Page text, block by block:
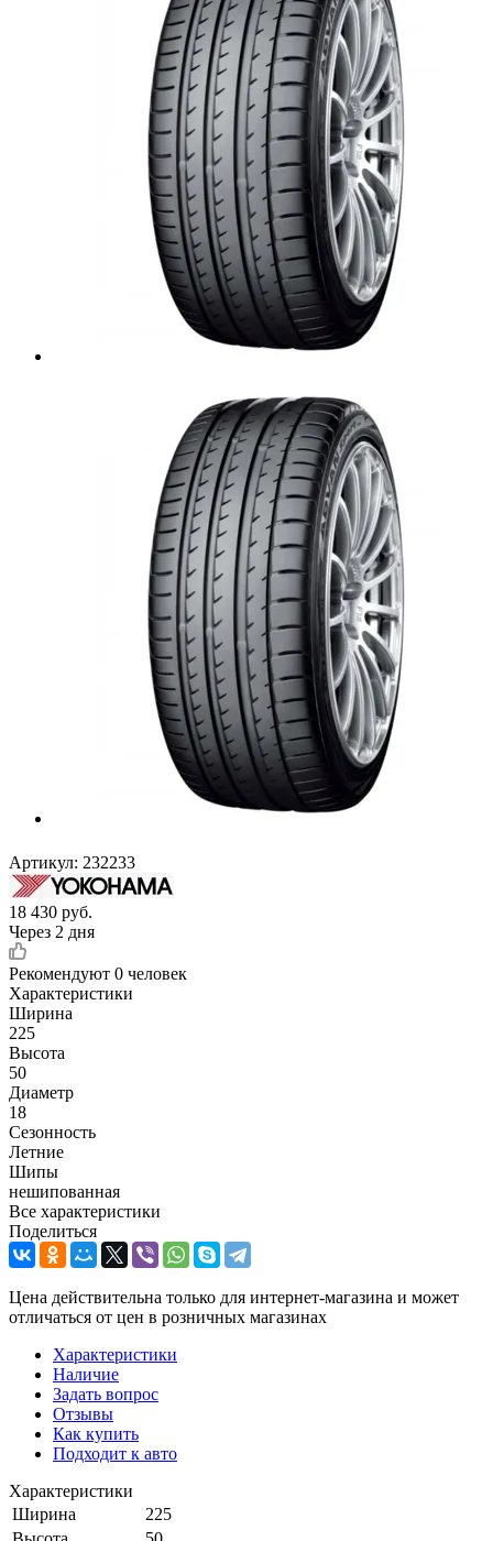
Артикул: 232233
18 430 руб.
Через 2 дня
Рекомендуют 0 человек
Характеристики
Ширина
225
Высота
50
Диаметр
18
Сезонность
Летние
Шипы
нешипованная
Все характеристики
Поделиться
Цена действительна только для интернет-магазина и может
отличаться от цен в розничных магазинах
Характеристики
Наличие
Задать вопрос
Отзывы
Как купить
Подходит к авто
Характеристики
Ширина
225